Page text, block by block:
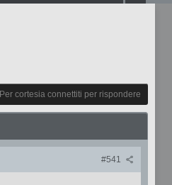
Per cortesia connettiti per rispondere
#541